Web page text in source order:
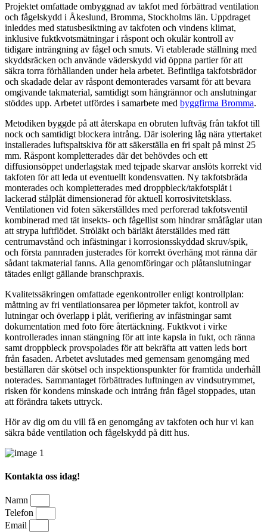
Projektet omfattade ombyggnad av takfot med förbättrad ventilation
och fågelskydd i Åkeslund, Bromma, Stockholms län. Uppdraget
inleddes med statusbesiktning av takfoten och vindens klimat,
inklusive fuktkvotsmätningar i råspont och okulär kontroll av
tidigare inträngning av fågel och smuts. Vi etablerade ställning med
skyddsräcken och använde väderskydd vid öppna partier för att
säkra torra förhållanden under hela arbetet. Befintliga takfotsbrädor
och skadade delar av råspont demonterades varsamt för att bevara
omgivande takmaterial, samtidigt som hängrännor och anslutningar
stöddes upp. Arbetet utfördes i samarbete med byggfirma Bromma.
Metodiken byggde på att återskapa en obruten luftväg från takfot till
nock och samtidigt blockera intrång. Där isolering låg nära yttertaket
installerades luftspaltskiva för att säkerställa en fri spalt på minst 25
mm. Råspont kompletterades där det behövdes och ett
diffusionsöppet underlagstak med tejpade skarvar anslöts korrekt vid
takfoten för att leda ut eventuellt kondensvatten. Ny takfotsbräda
monterades och kompletterades med droppbleck/takfotsplåt i
lackerad stålplåt dimensionerad för aktuell korrosivitetsklass.
Ventilationen vid foten säkerställdes med perforerad takfotsventil
kombinerad med tät insekts- och fågellist som hindrar småfåglar utan
att strypa luftflödet. Ströläkt och bärläkt återställdes med rätt
centrumavstånd och infästningar i korrosionsskyddad skruv/spik,
och första pannraden justerades för korrekt överhäng mot ränna där
sådant takmaterial fanns. Alla genomföringar och plåtanslutningar
tätades enligt gällande branschpraxis.
Kvalitetssäkringen omfattade egenkontroller enligt kontrollplan:
måttning av fri ventilationsarea per löpmeter takfot, kontroll av
lutningar och överlapp i plåt, verifiering av infästningar samt
dokumentation med foto före återtäckning. Fuktkvot i virke
kontrollerades innan stängning för att inte kapsla in fukt, och ränna
samt droppbleck provspolades för att bekräfta att vatten leds bort
från fasaden. Arbetet avslutades med gemensam genomgång med
beställaren där skötsel och inspektionspunkter för framtida underhåll
noterades. Sammantaget förbättrades luftningen av vindsutrymmet,
risken för kondens minskade och intrång från fågel stoppades, utan
att förändra takets uttryck.
Hör av dig om du vill få en genomgång av takfoten och hur vi kan
säkra både ventilation och fågelskydd på ditt hus.
Kontakta oss idag!
Namn
Telefon
Email